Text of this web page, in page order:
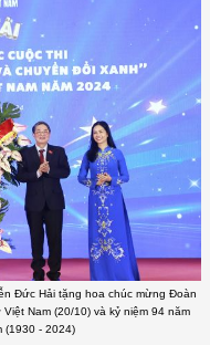
Đức Hải tặng hoa chúc mừng Đoàn
Nam (20/10) và kỷ niệm 94 năm
(1930 - 2024)